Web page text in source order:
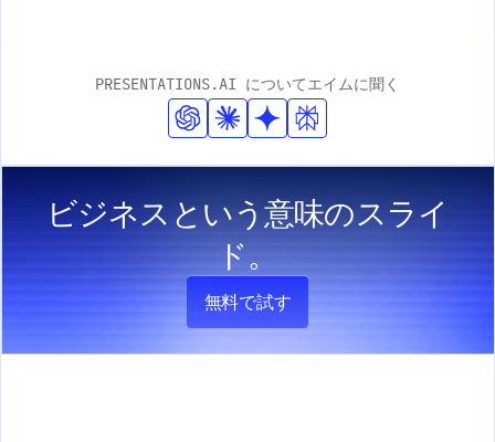
PRESENTATIONS.AI についてエイムに聞く
ビジネスという意味のスライ
ド。
無料で試す